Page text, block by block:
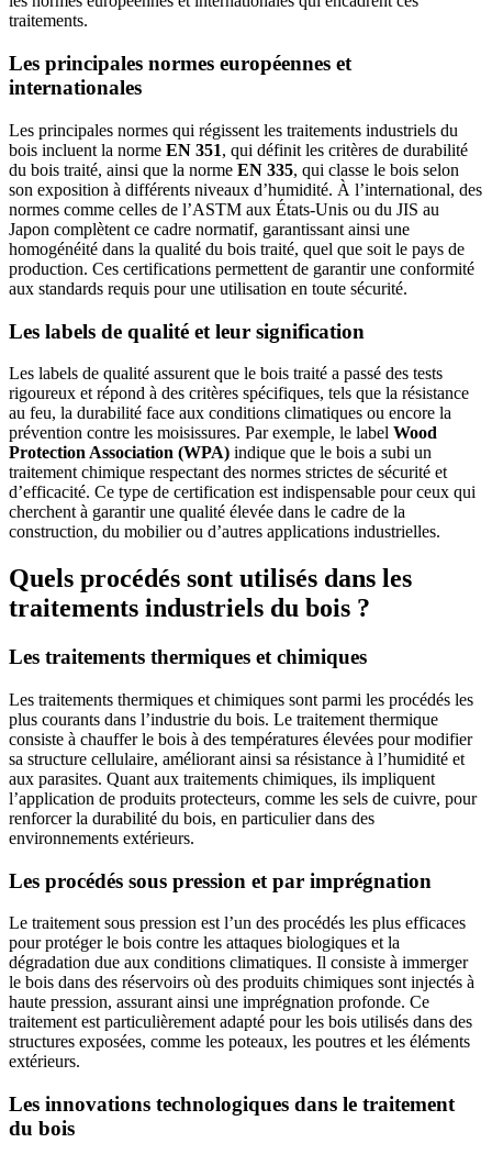
traitements.
Les principales normes européennes et
internationales
Les principales normes qui régissent les traitements industriels du
bois incluent la norme EN 351, qui définit les critères de durabilité
du bois traité, ainsi que la norme EN 335, qui classe le bois selon
son exposition à différents niveaux d’humidité. À l’international, des
normes comme celles de l’ASTM aux États-Unis ou du JIS au
Japon complètent ce cadre normatif, garantissant ainsi une
homogénéité dans la qualité du bois traité, quel que soit le pays de
production. Ces certifications permettent de garantir une conformité
aux standards requis pour une utilisation en toute sécurité.
Les labels de qualité et leur signification
Les labels de qualité assurent que le bois traité a passé des tests
rigoureux et répond à des critères spécifiques, tels que la résistance
au feu, la durabilité face aux conditions climatiques ou encore la
prévention contre les moisissures. Par exemple, le label Wood
Protection Association (WPA) indique que le bois a subi un
traitement chimique respectant des normes strictes de sécurité et
d’efficacité. Ce type de certification est indispensable pour ceux qui
cherchent à garantir une qualité élevée dans le cadre de la
construction, du mobilier ou d’autres applications industrielles.
Quels procédés sont utilisés dans les
traitements industriels du bois ?
Les traitements thermiques et chimiques
Les traitements thermiques et chimiques sont parmi les procédés les
plus courants dans l’industrie du bois. Le traitement thermique
consiste à chauffer le bois à des températures élevées pour modifier
sa structure cellulaire, améliorant ainsi sa résistance à l’humidité et
aux parasites. Quant aux traitements chimiques, ils impliquent
l’application de produits protecteurs, comme les sels de cuivre, pour
renforcer la durabilité du bois, en particulier dans des
environnements extérieurs.
Les procédés sous pression et par imprégnation
Le traitement sous pression est l’un des procédés les plus efficaces
pour protéger le bois contre les attaques biologiques et la
dégradation due aux conditions climatiques. Il consiste à immerger
le bois dans des réservoirs où des produits chimiques sont injectés à
haute pression, assurant ainsi une imprégnation profonde. Ce
traitement est particulièrement adapté pour les bois utilisés dans des
structures exposées, comme les poteaux, les poutres et les éléments
extérieurs.
Les innovations technologiques dans le traitement
du bois